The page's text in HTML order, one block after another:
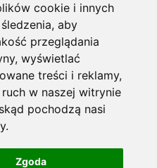
cookie i innych
aby
przeglądania
wyświetlać
treści i reklamy,
w naszej witrynie
pochodzą nasi
Zgoda